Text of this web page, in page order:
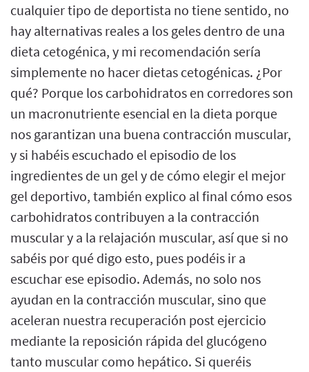
cualquier tipo de deportista no tiene sentido, no
hay alternativas reales a los geles dentro de una
dieta cetogénica, y mi recomendación sería
simplemente no hacer dietas cetogénicas. ¿Por
qué? Porque los carbohidratos en corredores son
un macronutriente esencial en la dieta porque
nos garantizan una buena contracción muscular,
y si habéis escuchado el episodio de los
ingredientes de un gel y de cómo elegir el mejor
gel deportivo, también explico al final cómo esos
carbohidratos contribuyen a la contracción
muscular y a la relajación muscular, así que si no
sabéis por qué digo esto, pues podéis ir a
escuchar ese episodio. Además, no solo nos
ayudan en la contracción muscular, sino que
aceleran nuestra recuperación post ejercicio
mediante la reposición rápida del glucógeno
tanto muscular como hepático. Si queréis